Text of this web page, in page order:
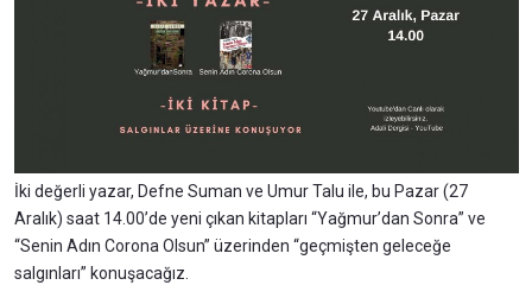
İki değerli yazar, Defne Suman ve Umur Talu ile, bu Pazar (27
Aralık) saat 14.00’de yeni çıkan kitapları “Yağmur’dan Sonra” ve
“Senin Adın Corona Olsun” üzerinden “geçmişten geleceğe
salgınları” konuşacağız.